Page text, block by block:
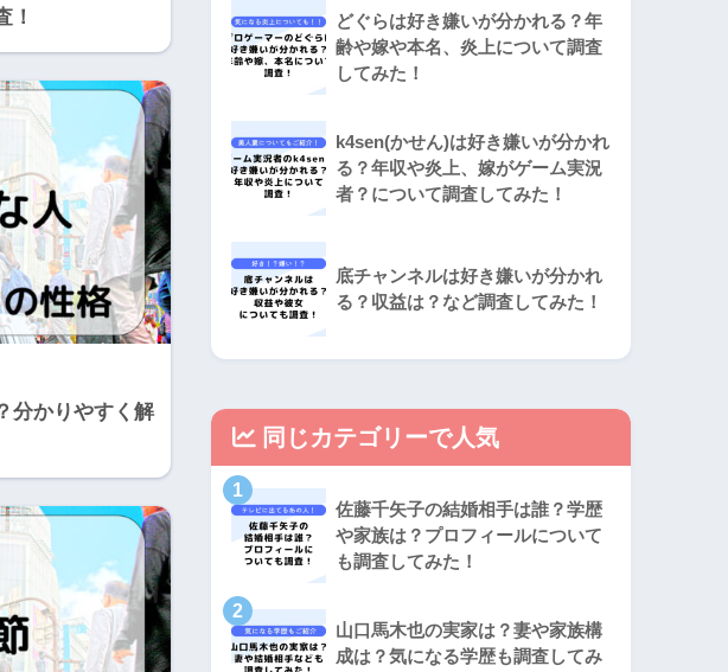
！
分かりやすく解
どぐらは好き嫌いが分かれる？年
齢や嫁や本名、炎上について調査
してみた！
k4sen(かせん)は好き嫌いが分かれ
る？年収や炎上、嫁がゲーム実況
者？について調査してみた！
底チャンネルは好き嫌いが分かれ
る？収益は？など調査してみた！
同じカテゴリーで人気
1
佐藤千矢子の結婚相手は誰？学歴
や家族は？プロフィールについて
も調査してみた！
2
山口馬木也の実家は？妻や家族構
成は？気になる学歴も調査してみ